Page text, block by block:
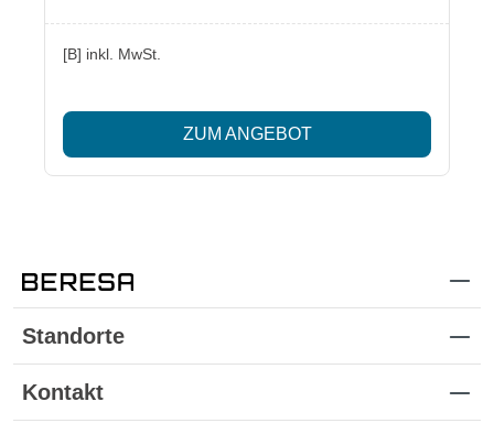
[B] inkl. MwSt.
ZUM ANGEBOT
Standorte
Kontakt